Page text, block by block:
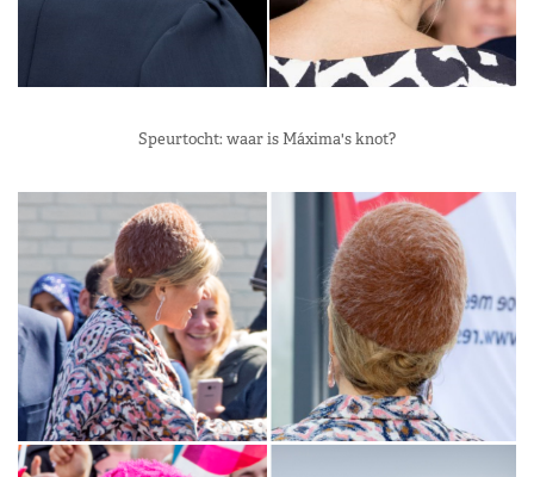
Speurtocht: waar is Máxima's knot?